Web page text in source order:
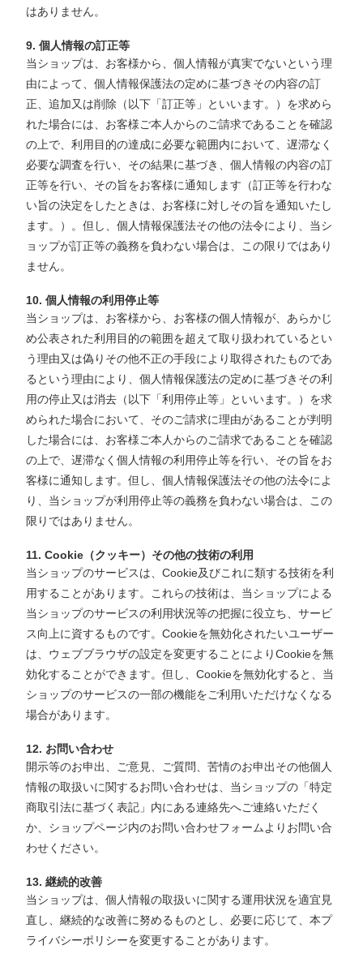
はありません。
9. 個人情報の訂正等
当ショップは、お客様から、個人情報が真実でないという理
由によって、個人情報保護法の定めに基づきその内容の訂
正、追加又は削除（以下「訂正等」といいます。）を求めら
れた場合には、お客様ご本人からのご請求であることを確認
の上で、利用目的の達成に必要な範囲内において、遅滞なく
必要な調査を行い、その結果に基づき、個人情報の内容の訂
正等を行い、その旨をお客様に通知します（訂正等を行わな
い旨の決定をしたときは、お客様に対しその旨を通知いたし
ます。）。但し、個人情報保護法その他の法令により、当シ
ョップが訂正等の義務を負わない場合は、この限りではあり
ません。
10. 個人情報の利用停止等
当ショップは、お客様から、お客様の個人情報が、あらかじ
め公表された利用目的の範囲を超えて取り扱われているとい
う理由又は偽りその他不正の手段により取得されたものであ
るという理由により、個人情報保護法の定めに基づきその利
用の停止又は消去（以下「利用停止等」といいます。）を求
められた場合において、そのご請求に理由があることが判明
した場合には、お客様ご本人からのご請求であることを確認
の上で、遅滞なく個人情報の利用停止等を行い、その旨をお
客様に通知します。但し、個人情報保護法その他の法令によ
り、当ショップが利用停止等の義務を負わない場合は、この
限りではありません。
11. Cookie（クッキー）その他の技術の利用
当ショップのサービスは、Cookie及びこれに類する技術を利
用することがあります。これらの技術は、当ショップによる
当ショップのサービスの利用状況等の把握に役立ち、サービ
ス向上に資するものです。Cookieを無効化されたいユーザー
は、ウェブブラウザの設定を変更することによりCookieを無
効化することができます。但し、Cookieを無効化すると、当
ショップのサービスの一部の機能をご利用いただけなくなる
場合があります。
12. お問い合わせ
開示等のお申出、ご意見、ご質問、苦情のお申出その他個人
情報の取扱いに関するお問い合わせは、当ショップの「特定
商取引法に基づく表記」内にある連絡先へご連絡いただく
か、ショップページ内のお問い合わせフォームよりお問い合
わせください。
13. 継続的改善
当ショップは、個人情報の取扱いに関する運用状況を適宜見
直し、継続的な改善に努めるものとし、必要に応じて、本プ
ライバシーポリシーを変更することがあります。